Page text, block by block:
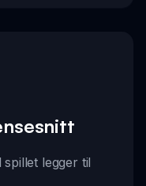
legger til